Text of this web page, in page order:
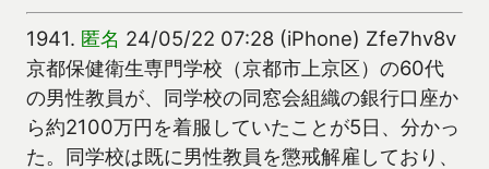
1941. 匿名 24/05/22 07:28 (iPhone) Zfe7hv8v
京都保健衛生専門学校（京都市上京区）の60代
の男性教員が、同学校の同窓会組織の銀行口座か
ら約2100万円を着服していたことが5日、分かっ
た。同学校は既に男性教員を懲戒解雇しており、